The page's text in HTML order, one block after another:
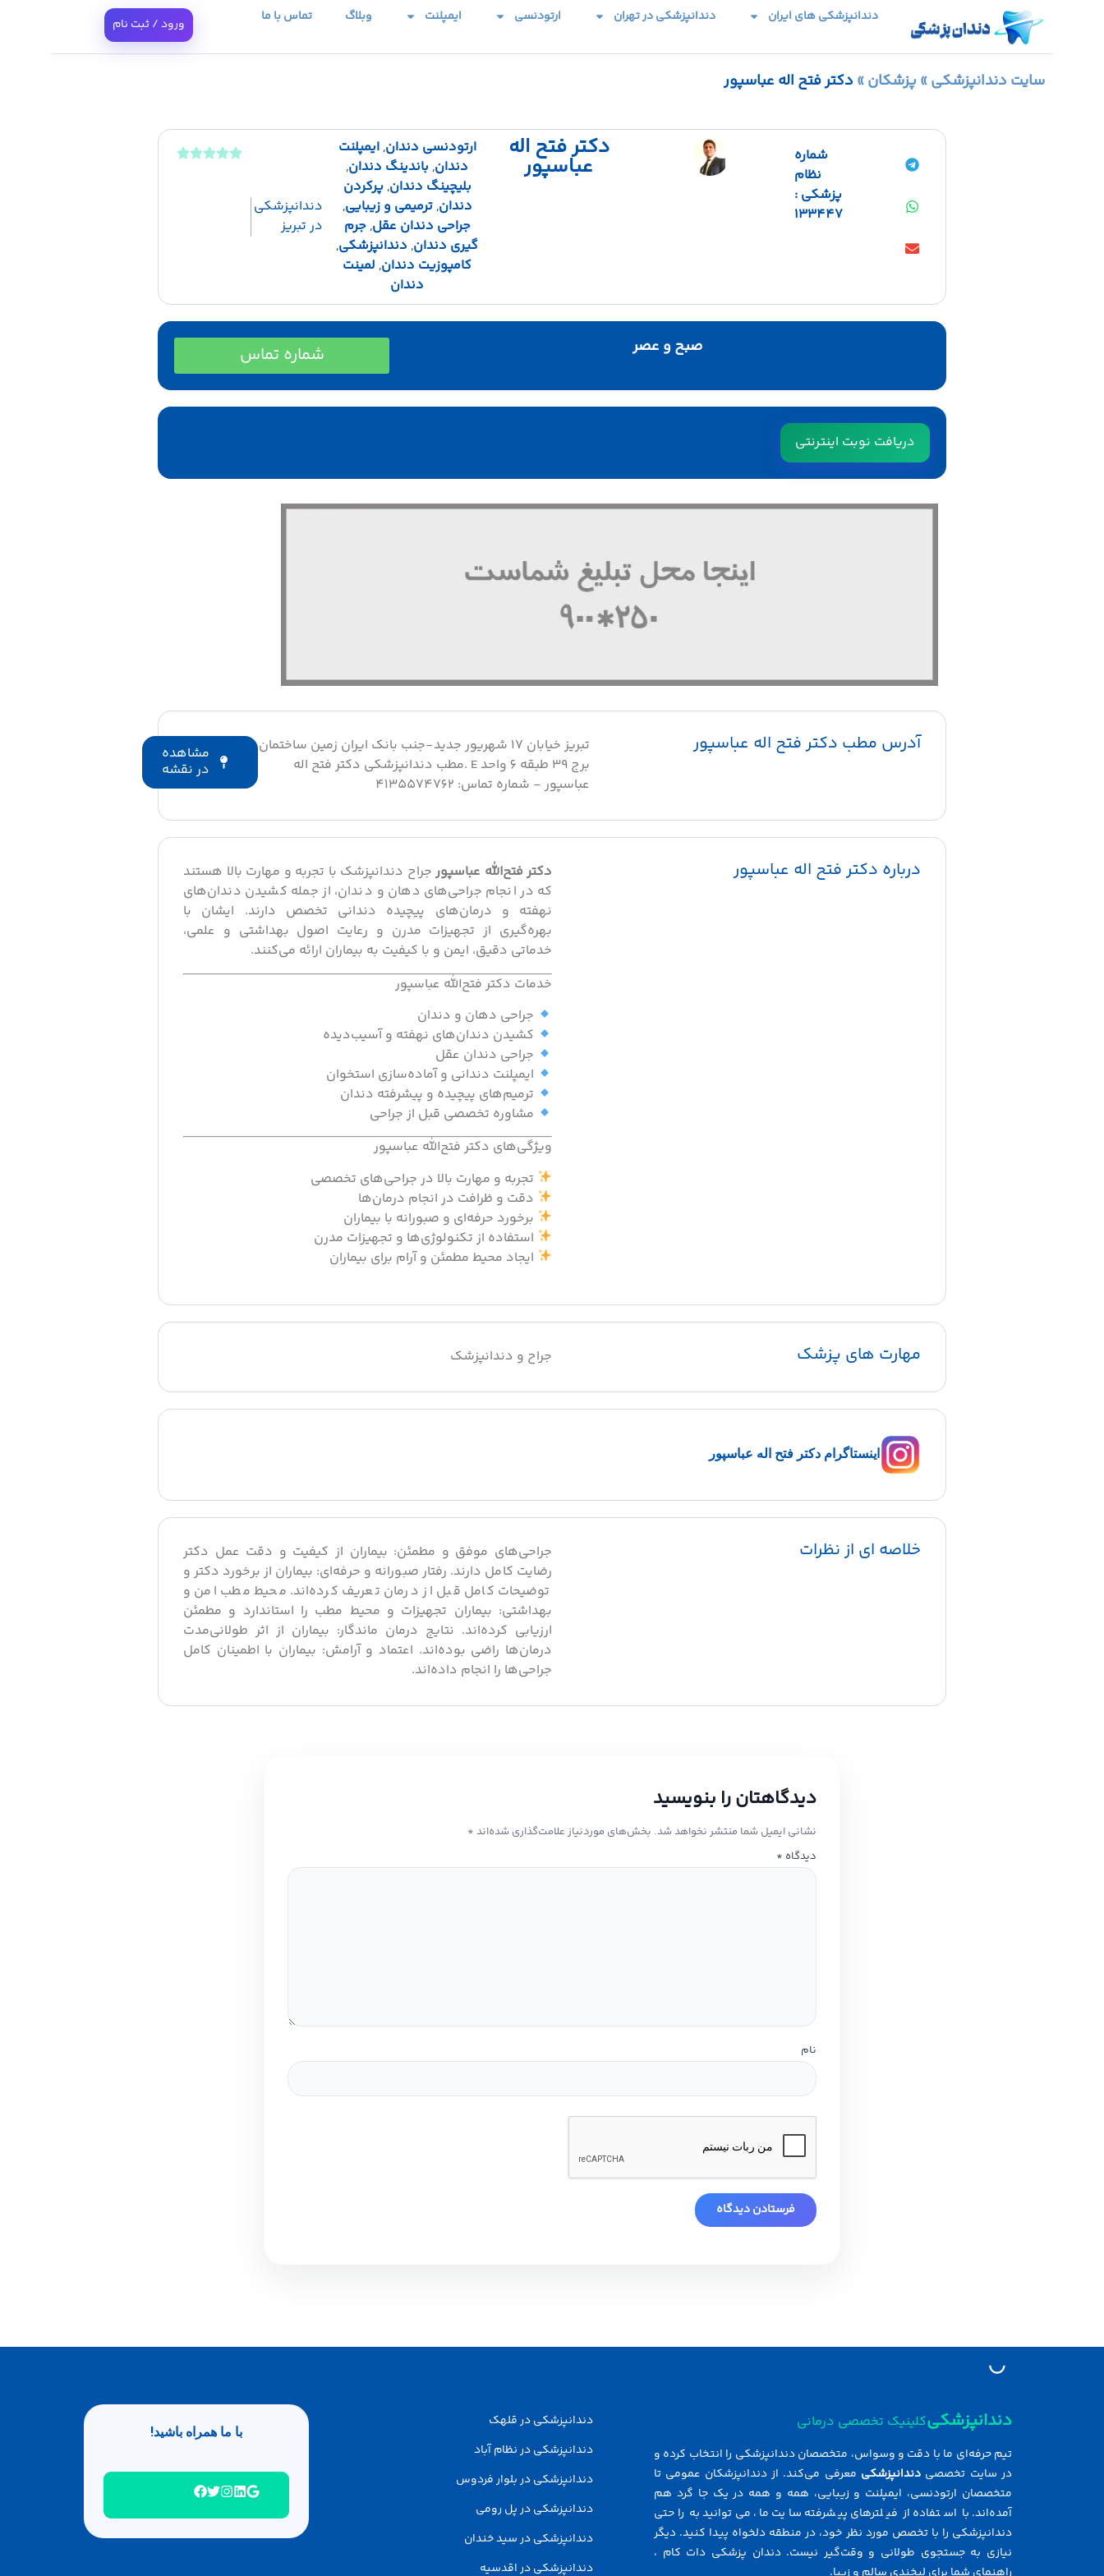
دندانپزشکی های ایران دندانپزشکی در تهران ارتودنسی ایمپلنت وبلاگ تماس با ما ورود / ثبت نام
سایت دندانپزشکی» پزشکان» دکتر فتح اله عباسپور
شماره
نظام
پزشکی :
133447
دکتر فتح اله
عباسپور
ارتودنسی دندان,ایمپلنت
دندان, باندینگ دندان,
بلیچینگ دندان,پرکردن
دندان,ترمیمی و زیبایی,
جراحی دندان عقل,جرم
گیری دندان, دندانپزشکی,
کامپوزیت دندان, لمینت
دندان
دندانپزشکی
در تبریز
صبح و عصر شماره تماس
دریافت نوبت اینترنتی
آدرس مطب دکتر فتح اله عباسپور
تبریز خیابان ۱۷ شهریور جدید-جنب بانک ایران زمین ساختمان
برج 39 طبقه 6 واحد E .مطب دندانپزشکی دکتر فتح اله
عباسپور - شماره تماس: 4135574762
مشاهده
در نقشه
درباره دکتر فتح اله عباسپور دکتر فتح‌الله عباسپور جراح دندانپزشک با تجربه و مهارت بالا هستند
که در انجام جراحی‌های دهان و دندان، از جمله کشیدن دندان‌های
نهفته و درمان‌های پیچیده دندانی تخصص دارند. ایشان با
بهره‌گیری از تجهیزات مدرن و رعایت اصول بهداشتی و علمی،
خدماتی دقیق، ایمن و با کیفیت به بیماران ارائه می‌کنند.
خدمات دکتر فتح‌الله عباسپور
جراحی دهان و دندان
کشیدن دندان‌های نهفته و آسیب‌دیده
جراحی دندان عقل
ایمپلنت دندانی و آماده‌سازی استخوان
ترمیم‌های پیچیده و پیشرفته دندان
مشاوره تخصصی قبل از جراحی
ویژگی‌های دکتر فتح‌الله عباسپور
تجربه و مهارت بالا در جراحی‌های تخصصی
دقت و ظرافت در انجام درمان‌ها
برخورد حرفه‌ای و صبورانه با بیماران
استفاده از تکنولوژی‌ها و تجهیزات مدرن
ایجاد محیط مطمئن و آرام برای بیماران
مهارت های پزشک جراح و دندانپزشک
اینستاگرام دکتر فتح اله عباسپور
خلاصه ای از نظرات
جراحی‌های موفق و مطمئن: بیماران از کیفیت و دقت عمل دکتر
رضایت کامل دارند. رفتار صبورانه و حرفه‌ای: بیماران از برخورد دکتر و
توضیحات کامل قبل از درمان تعریف کرده‌اند. محیط مطب امن و
بهداشتی: بیماران تجهیزات و محیط مطب را استاندارد و مطمئن
ارزیابی کرده‌اند. نتایج درمان ماندگار: بیماران از اثر طولانی‌مدت
درمان‌ها راضی بوده‌اند. اعتماد و آرامش: بیماران با اطمینان کامل
جراحی‌ها را انجام داده‌اند.
دیدگاهتان را بنویسید
نشانی ایمیل شما منتشر نخواهد شد. بخش‌های موردنیاز علامت‌گذاری شده‌اند *
دیدگاه *
نام
دندانپزشکیکلینیک تخصصی درمانی
تیم حرفه‌ای ما با دقت و وسواس، متخصصان دندانپزشکی را انتخاب کرده و
در سایت تخصصی دندانپزشکی معرفی می‌کند. از دندانپزشکان عمومی تا
متخصصان ارتودنسی، ایمپلنت و زیبایی، همه و همه در یک جا گرد هم
آمده‌اند. با استفاده از فیلترهای پیشرفته سایت ما، می‌توانید به راحتی
دندانپزشکی را با تخصص مورد نظر خود، در منطقه دلخواه پیدا کنید. دیگر
نیازی به جستجوی طولانی و وقت‌گیر نیست. دندان پزشکی دات کام ،
دندانپزشکی در قلهک
دندانپزشکی در نظام آباد
دندانپزشکی در بلوار فردوس
دندانپزشکی در پل رومی
دندانپزشکی در سید خندان
دندانپزشکی در اقدسیه
با ما همراه باشید!